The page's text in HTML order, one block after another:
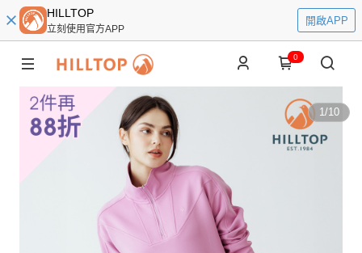
HILLTOP
立刻使用官方APP
開啟APP
0
1/10